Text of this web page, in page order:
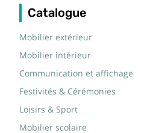
Catalogue
Mobilier extérieur
Mobilier intérieur
Communication et affichage
Festivités & Cérémonies
Loisirs & Sport
Mobilier scolaire